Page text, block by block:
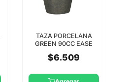
TAZA PORCELANA
GREEN 90CC EASE
EASA13CAA)
$6.509